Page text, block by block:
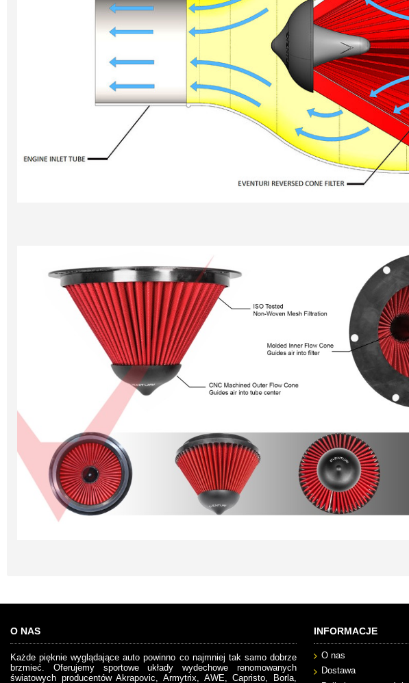
O NAS
Każde pięknie wyglądające auto powinno co najmniej tak samo dobrze
brzmieć. Oferujemy sportowe układy wydechowe renomowanych
światowych producentów Akrapovic, Armytrix, AWE, Capristo, Borla,
INFORMACJE
O nas
Dostawa